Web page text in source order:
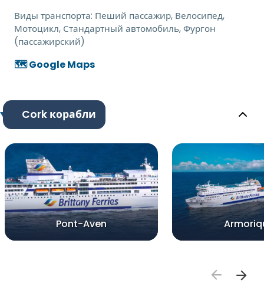
Виды транспорта: Пеший пассажир, Велосипед,
Мотоцикл, Стандартный автомобиль, Фургон
(пассажирский)
🗺️ Google Maps
Cork корабли
Pont-Aven